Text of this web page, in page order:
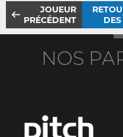
JOUEUR
PRÉCÉDENT
NOS